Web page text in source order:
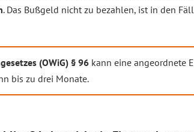
. Das Bußgeld nicht zu bezahlen, ist in den
(OWiG) § 96 kann eine angeordnete
bis zu drei Monate.